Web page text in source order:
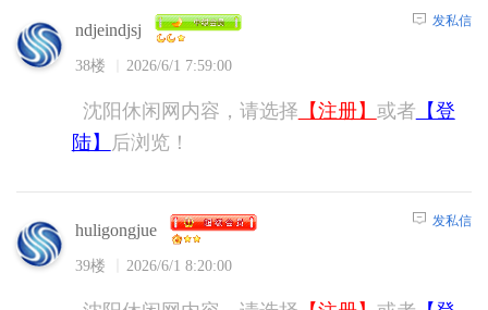
ndjeindjsj
38楼 2026/6/1 7:59:00
发私信
沈阳休闲网内容，请选择 【注册】 或者 【登
陆】
后浏览！
huligongjue
39楼 2026/6/1 8:20:00
发私信